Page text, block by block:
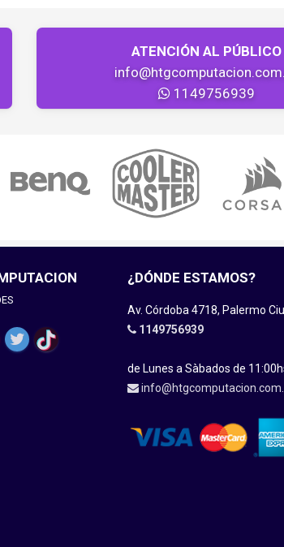
ATENCIÓN AL PÚBLICO
1149756939
¿DÓNDE ESTAMOS?
Av. Córdoba 4718, Palermo
1149756939
de Lunes a Sàbados de